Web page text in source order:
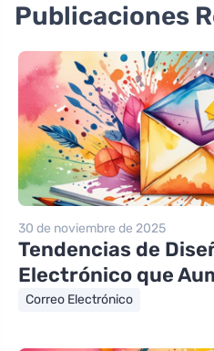
Publicaciones
30 de noviembre de 2025
Tendencias de
Electrónico que
Correo Electrónico